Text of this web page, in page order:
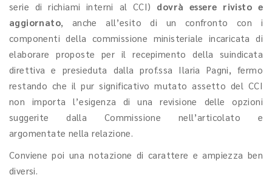
serie di richiami interni al CCI) dovrà essere rivisto e
aggiornato, anche all’esito di un confronto con i
componenti della commissione ministeriale incaricata di
elaborare proposte per il recepimento della suindicata
direttiva e presieduta dalla prof.ssa Ilaria Pagni, fermo
restando che il pur significativo mutato assetto del CCI
non importa l’esigenza di una revisione delle opzioni
suggerite dalla Commissione nell’articolato e
argomentate nella relazione.
Conviene poi una notazione di carattere e ampiezza ben
diversi.